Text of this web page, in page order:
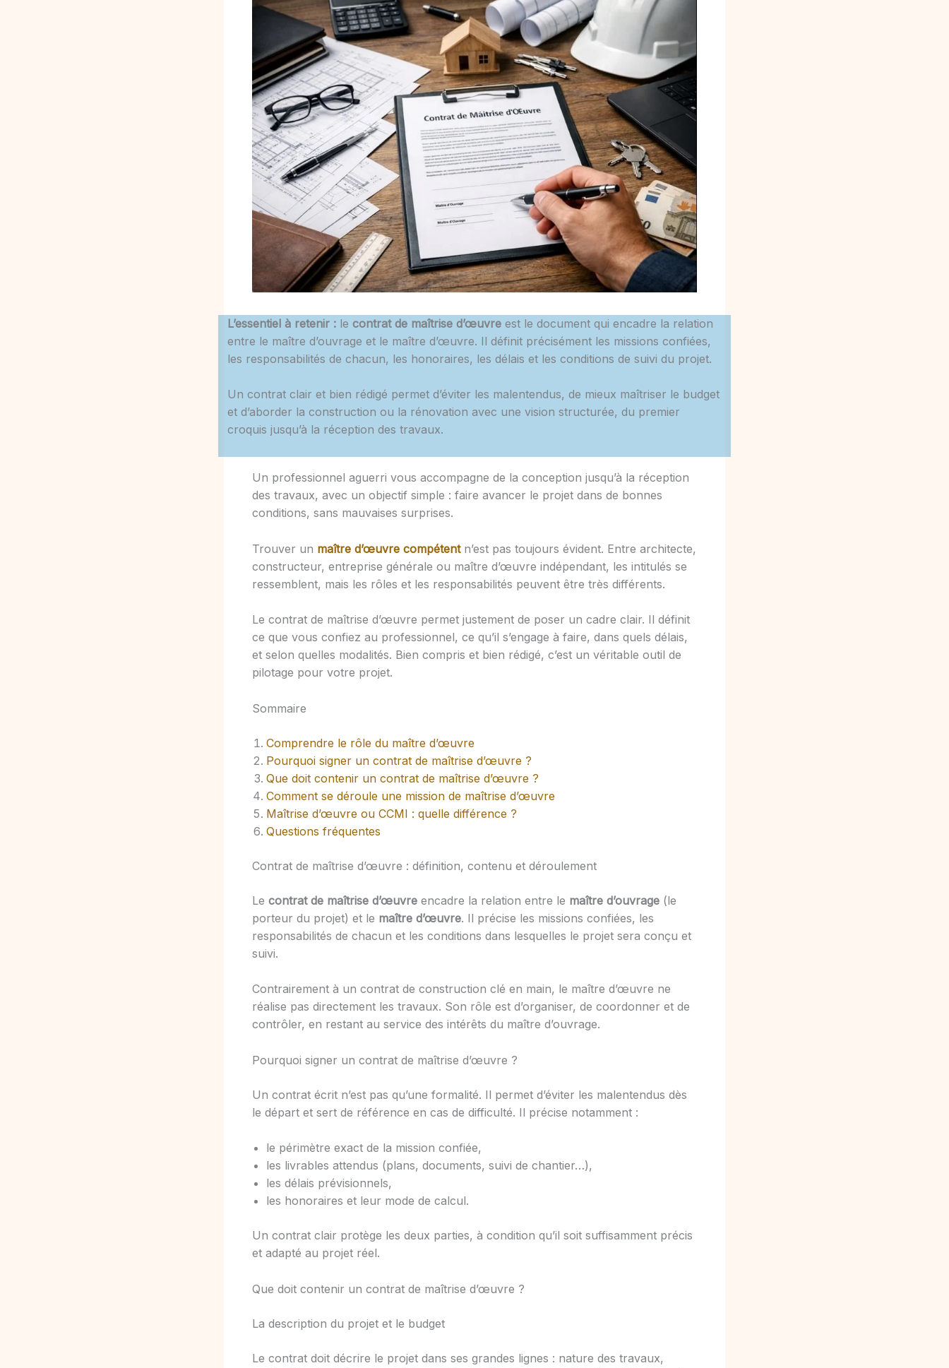
L’essentiel à retenir : le contrat de maîtrise d’œuvre est le document qui encadre la relation
entre le maître d’ouvrage et le maître d’œuvre. Il définit précisément les missions confiées,
les responsabilités de chacun, les honoraires, les délais et les conditions de suivi du projet.
Un contrat clair et bien rédigé permet d’éviter les malentendus, de mieux maîtriser le budget
et d’aborder la construction ou la rénovation avec une vision structurée, du premier
croquis jusqu’à la réception des travaux.
Un professionnel aguerri vous accompagne de la conception jusqu’à la réception
des travaux, avec un objectif simple : faire avancer le projet dans de bonnes
conditions, sans mauvaises surprises.
Trouver un maître d’œuvre compétentn’est pas toujours évident. Entre architecte,
constructeur, entreprise générale ou maître d’œuvre indépendant, les intitulés se
ressemblent, mais les rôles et les responsabilités peuvent être très différents.
Le contrat de maîtrise d’œuvre permet justement de poser un cadre clair. Il définit
ce que vous confiez au professionnel, ce qu’il s’engage à faire, dans quels délais,
et selon quelles modalités. Bien compris et bien rédigé, c’est un véritable outil de
pilotage pour votre projet.
Sommaire
Comprendre le rôle du maître d’œuvre
Pourquoi signer un contrat de maîtrise d’œuvre ?
Que doit contenir un contrat de maîtrise d’œuvre ?
Comment se déroule une mission de maîtrise d’œuvre
Maîtrise d’œuvre ou CCMI : quelle différence ?
Questions fréquentes
Contrat de maîtrise d’œuvre : définition, contenu et déroulement
Le contrat de maîtrise d’œuvre encadre la relation entre le maître d’ouvrage (le
porteur du projet) et le maître d’œuvre. Il précise les missions confiées, les
responsabilités de chacun et les conditions dans lesquelles le projet sera conçu et
suivi.
Contrairement à un contrat de construction clé en main, le maître d’œuvre ne
réalise pas directement les travaux. Son rôle est d’organiser, de coordonner et de
contrôler, en restant au service des intérêts du maître d’ouvrage.
Pourquoi signer un contrat de maîtrise d’œuvre ?
Un contrat écrit n’est pas qu’une formalité. Il permet d’éviter les malentendus dès
le départ et sert de référence en cas de difficulté. Il précise notamment :
le périmètre exact de la mission confiée,
les livrables attendus (plans, documents, suivi de chantier…),
les délais prévisionnels,
les honoraires et leur mode de calcul.
Un contrat clair protège les deux parties, à condition qu’il soit suffisamment précis
et adapté au projet réel.
Que doit contenir un contrat de maîtrise d’œuvre ?
La description du projet et le budget
Le contrat doit décrire le projet dans ses grandes lignes : nature des travaux,